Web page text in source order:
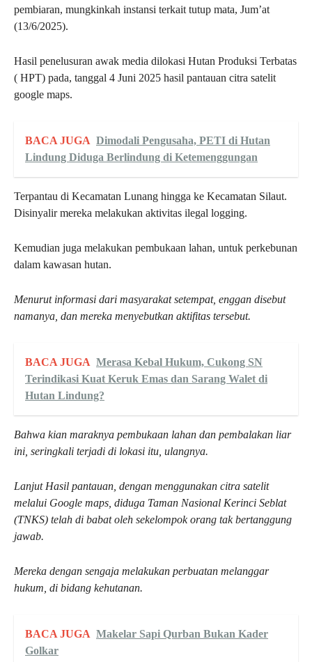
pembiaran, mungkinkah instansi terkait tutup mata, Jum’at
(13/6/2025).
Hasil penelusuran awak media dilokasi Hutan Produksi Terbatas
( HPT) pada, tanggal 4 Juni 2025 hasil pantauan citra satelit
google maps.
BACA JUGA Dimodali Pengusaha, PETI di Hutan
Lindung Diduga Berlindung di Ketemenggungan
Terpantau di Kecamatan Lunang hingga ke Kecamatan Silaut.
Disinyalir mereka melakukan aktivitas ilegal logging.
Kemudian juga melakukan pembukaan lahan, untuk perkebunan
dalam kawasan hutan.
Menurut informasi dari masyarakat setempat, enggan disebut
namanya, dan mereka menyebutkan aktifitas tersebut.
BACA JUGA Merasa Kebal Hukum, Cukong SN
Terindikasi Kuat Keruk Emas dan Sarang Walet di
Hutan Lindung?
Bahwa kian maraknya pembukaan lahan dan pembalakan liar
ini, seringkali terjadi di lokasi itu, ulangnya.
Lanjut Hasil pantauan, dengan menggunakan citra satelit
melalui Google maps, diduga Taman Nasional Kerinci Seblat
(TNKS) telah di babat oleh sekelompok orang tak bertanggung
jawab.
Mereka dengan sengaja melakukan perbuatan melanggar
hukum, di bidang kehutanan.
BACA JUGA Makelar Sapi Qurban Bukan Kader
Golkar